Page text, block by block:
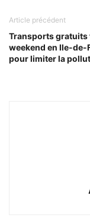
Article précédent
Transports gratuits
weekend en Ile-de-
pour limiter la